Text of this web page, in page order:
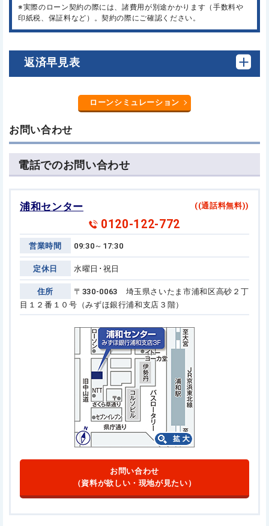
※実際のローン契約の際には、諸費用が別途かかります（手数料や
印紙税、保証料など）。契約の際にご確認ください。
返済早見表
ローンシミュレーション
お問い合わせ
電話でのお問い合わせ
浦和センター ((通話料無料))
0120-122-772
営業時間 09:30～17:30
定休日 水曜日･祝日
住所
〒330-0063 埼玉県さいたま市浦和区高砂２丁
目１２番１０号 （みずほ銀行浦和支店３階）
お問い合わせ
（資料が欲しい・現地が見たい）